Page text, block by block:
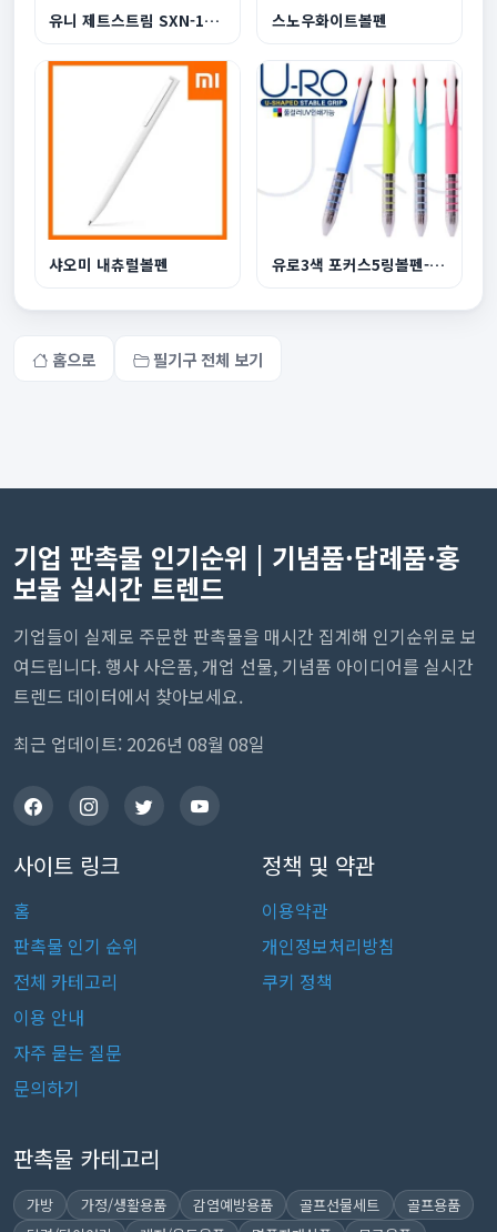
유니 제트스트림 SXN-150 2P세트 스노우화이트볼펜
샤오미 내츄럴볼펜 유로3색 포커스5링볼펜-독일잉크
홈으로 필기구 전체 보기
기업 판촉물 인기순위 | 기념품·답례품·홍
보물 실시간 트렌드
기업들이 실제로 주문한 판촉물을 매시간 집계해 인기순위로 보
여드립니다. 행사 사은품, 개업 선물, 기념품 아이디어를 실시간
트렌드 데이터에서 찾아보세요.
최근 업데이트: 2026년 08월 08일
사이트 링크
홈
판촉물 인기 순위
전체 카테고리
이용 안내
자주 묻는 질문
문의하기
정책 및 약관
이용약관
개인정보처리방침
쿠키 정책
판촉물 카테고리
가방 가정/생활용품 감염예방용품 골프선물세트
골프용품